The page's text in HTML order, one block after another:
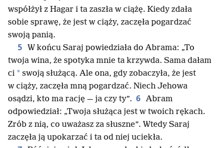
współżył z Hagar i ta zaszła w ciążę. Kiedy zdała
sobie sprawę, że jest w ciąży, zaczęła pogardzać
swoją panią.
5 W końcu Saraj powiedziała do Abrama: „To
twoja wina, że spotyka mnie ta krzywda. Sama dałam
ci * swoją służącą. Ale ona, gdy zobaczyła, że jest
w ciąży, zaczęła mną pogardzać. Niech Jehowa
osądzi, kto ma rację — ja czy ty”. 6 Abram
odpowiedział: „Twoja służąca jest w twoich rękach.
Zrób z nią, co uważasz za słuszne”. Wtedy Saraj
zaczęła ją upokarzać i ta od niej uciekła.